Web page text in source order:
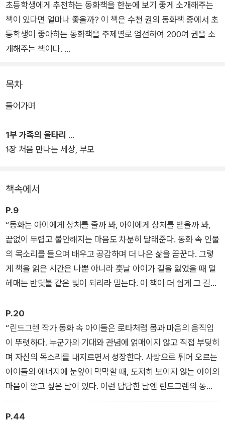
초등학생에게 추천하는 동화책을 한눈에 보기 좋게 소개해주는
책이 있다면 얼마나 좋을까? 이 책은 수천 권의 동화책 중에서 초
등학생이 좋아하는 동화책을 주제별로 엄선하여 200여 권을 소
개해주는 책이다.
저자 이시내(시내 쌤)는 2004년부터 지금까지 학교 현장에서 아
이들과 함께 책을 읽고 나눈 현직 교사이자, 교사 연수와 대중 강
연 등을 통해 책을 소개하는 그림책·동화책 전문가로, 수천 권의
을 주제별로 가족, 친구, 세상, 장르, 시리즈, 그래픽노블로 나누
어 소개한다.
던지는 책인지, 아이들과 함께 생각해볼 거리는 무엇인지 등을 편
안하면서도 따뜻한 문체로 이야기한다. 어떤 책을 읽으면 좋을지
막막한 학부모와 교사를 위한 책소개 책이자, 부모와 교사가 곁에
놔두고 필요할 때마다 참고할 수 있는 아주 유용한 동화책 안내
서.
목차
들어가며
1부 가족의 울타리
1장 처음 만나는 세상, 부모
책속에서
P.9
“동화는 아이에게 상처를 줄까 봐, 아이에게 상처를 받을까 봐,
끝없이 두렵고 불안해지는 마음도 차분히 달래준다. 동화 속 인물
의 목소리를 들으며 배우고 공감하며 더 나은 삶을 꿈꾼다. 그렇
게 책을 읽은 시간은 나뿐 아니라 훗날 아이가 길을 잃었을 때 덜
헤매는 반딧불 같은 빛이 되리라 믿는다. 이 책이 더 쉽게 그 길을
찾게 해주길 바란다.”
P.20
“린드그렌 작가 동화 속 아이들은 로타처럼 몸과 마음의 움직임
이 뚜렷하다. 누군가의 기대와 관념에 얽매이지 않고 직접 부딪히
며 자신의 목소리를 내지르면서 성장한다. 사방으로 튀어 오르는
아이들의 에너지에 눈앞이 막막할 때, 도저히 보이지 않는 아이의
마음이 알고 싶은 날이 있다. 이런 답답한 날엔 린드그렌의 동화
를 꺼내 읽는다.”
P.44